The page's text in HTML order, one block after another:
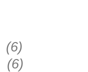
(6)
(6)